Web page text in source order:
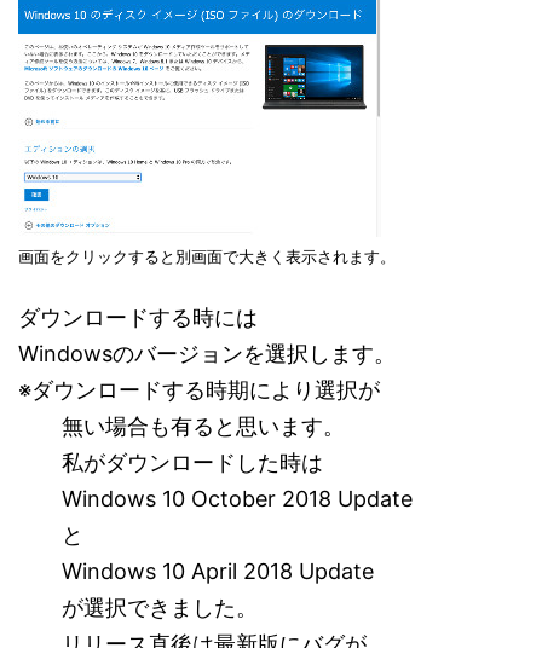
画面をクリックすると別画面で大きく表示されます。
ダウンロードする時には
Windowsのバージョンを選択します。
※ダウンロードする時期により選択が
無い場合も有ると思います。
私がダウンロードした時は
Windows 10 October 2018 Update
と
Windows 10 April 2018 Update
が選択できました。